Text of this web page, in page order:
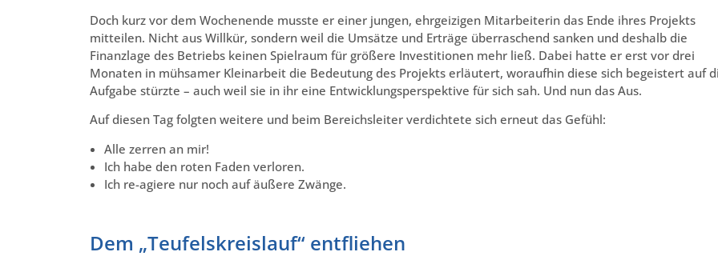
Doch kurz vor dem Wochenende musste er einer jungen, ehrgeizigen Mitarbeiterin das Ende ihres Projekts
mitteilen. Nicht aus Willkür, sondern weil die Umsätze und Erträge überraschend sanken und deshalb die
Finanzlage des Betriebs keinen Spielraum für größere Investitionen mehr ließ. Dabei hatte er erst vor drei
Monaten in mühsamer Kleinarbeit die Bedeutung des Projekts erläutert, woraufhin diese sich begeistert auf
Aufgabe stürzte – auch weil sie in ihr eine Entwicklungsperspektive für sich sah. Und nun das Aus.
Auf diesen Tag folgten weitere und beim Bereichsleiter verdichtete sich erneut das Gefühl:
Alle zerren an mir!
Ich habe den roten Faden verloren.
Ich re-agiere nur noch auf äußere Zwänge.
Dem „Teufelskreislauf“ entfliehen